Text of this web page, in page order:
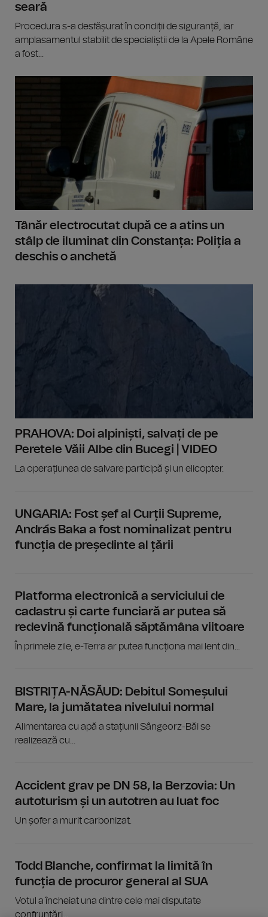
seară
Procedura s-a desfășurat în condiții de siguranță, iar
amplasamentul stabilit de specialiștii de la Apele Române
a fost...
Tânăr electrocutat după ce a atins un
stâlp de iluminat din Constanța: Poliția a
deschis o anchetă
PRAHOVA: Doi alpiniști, salvați de pe
Peretele Văii Albe din Bucegi | VIDEO
La operațiunea de salvare participă și un elicopter.
UNGARIA: Fost șef al Curții Supreme,
András Baka a fost nominalizat pentru
funcția de președinte al țării
Platforma electronică a serviciului de
cadastru și carte funciară ar putea să
redevină funcțională săptămâna viitoare
În primele zile, e-Terra ar putea funcționa mai lent din...
BISTRIȚA-NĂSĂUD: Debitul Someșului
Mare, la jumătatea nivelului normal
Alimentarea cu apă a stațiunii Sângeorz-Băi se
realizează cu...
Accident grav pe DN 58, la Berzovia: Un
autoturism și un autotren au luat foc
Un șofer a murit carbonizat.
Todd Blanche, confirmat la limită în
funcția de procuror general al SUA
Votul a încheiat una dintre cele mai disputate
confruntări...